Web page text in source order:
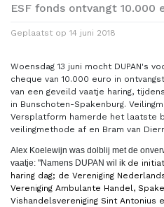
ESF fonds ontvangt 10.000
Geplaatst op 14 juni 2018
Woensdag 13 juni mocht DUPAN's
cheque van 10.000 euro in
van een geveild vaatje haring,
in Bunschoten-Spakenburg.
Versplatform hamerde het laatste
veilingmethode af en Bram van
Alex Koelewijn was dolblij met de
vaatje: "Namens DUPAN wil ik de
haring dag; de Vereniging
Vereniging Ambulante Handel,
Vishandelsvereniging Sint Antonius